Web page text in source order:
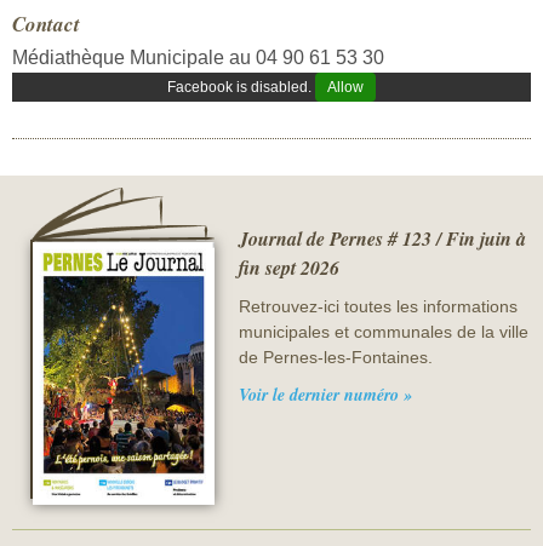
Contact
Médiathèque Municipale au 04 90 61 53 30
Facebook is disabled. Allow
Journal de Pernes # 123 / Fin juin à
fin sept 2026
Retrouvez-ici toutes les informations
municipales et communales de la ville
de Pernes-les-Fontaines.
Voir le dernier numéro »